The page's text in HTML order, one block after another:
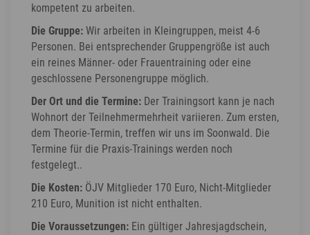
kompetent zu arbeiten.
Die Gruppe: Wir arbeiten in Kleingruppen, meist 4-6
Personen. Bei entsprechender Gruppengröße ist auch
ein reines Männer- oder Frauentraining oder eine
geschlossene Personengruppe möglich.
Der Ort und die Termine: Der Trainingsort kann je nach
Wohnort der Teilnehmermehrheit variieren. Zum ersten,
dem Theorie-Termin, treffen wir uns im Soonwald. Die
Termine für die Praxis-Trainings werden noch
festgelegt..
Die Kosten: ÖJV Mitglieder 170 Euro, Nicht-Mitglieder
210 Euro, Munition ist nicht enthalten.
Die Voraussetzungen: Ein gültiger Jahresjagdschein,